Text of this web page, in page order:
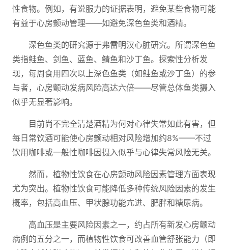
性食物。例如，有说服力的证据表明，避免某些食物可能
有益于心房颤动管理——如避免深色鱼类和酒精。
深色鱼类的研究源于弗雷明汉心脏研究。所谓深色鱼
类指鲑鱼、剑鱼、蓝鱼、鲭鱼和沙丁鱼。探索性分析发
现，每周食用四次以上深色鱼类（如鲑鱼或沙丁鱼）的参
与者，心房颤动发病风险高达六倍——尽管总体鱼类摄入
似乎无显著影响。
目前尚不完全清楚酒精为何对心律失常如此有害，但
每日常饮酒可能使心房颤动相对风险增加约8%——不过
饮用咖啡或一般性咖啡因摄入似乎与心律失常风险无关。
然而，植物性饮食在心房颤动风险因素管理方面表现
尤为突出。植物性饮食可能降低多种传统风险因素的发生
概率，包括高血压、甲状腺功能亢进、肥胖和糖尿病。
高血压是主要风险因素之一，约占所有新发心房颤动
病例的五分之一，而植物性饮食可改善血管舒张能力（即